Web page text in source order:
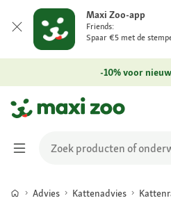
Maxi Zoo-app
Friends:
Spaar €5 met de
-10% voor
Advies Kattenadvies